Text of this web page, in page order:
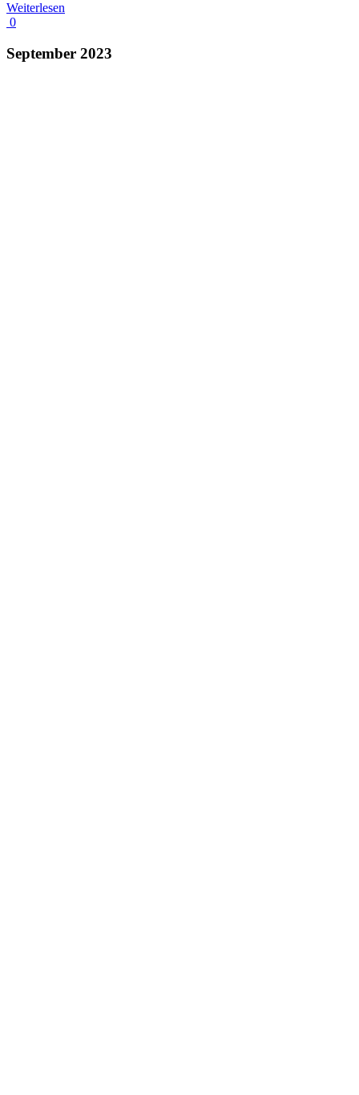
Weiterlesen
0
September 2023